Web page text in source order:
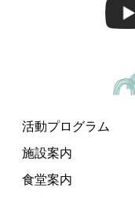
活動プログラム
施設案内
食堂案内